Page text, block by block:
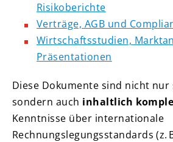
Risikoberichte
Verträge, AGB und
Wirtschaftsstudien,
Präsentationen
Diese Dokumente sind nicht nur
sondern auch inhaltlich
Kenntnisse über internationale
Rechnungslegungsstandards (z.